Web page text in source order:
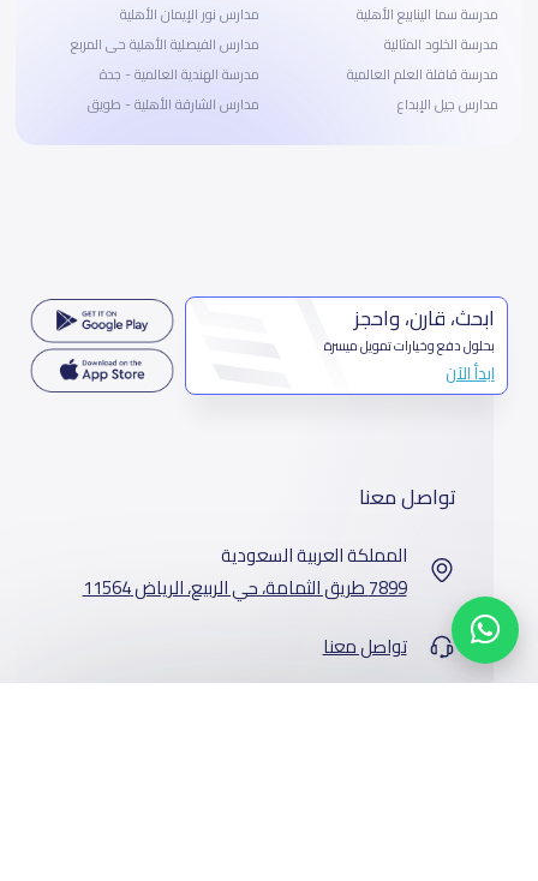
مدرسة سما الينابيع الأهلية
مدرسة الخلود المثالية
مدرسة قافلة العلم العالمية
مدارس جيل الإبداع
مدارس نور الإيمان الأهلية
مدارس الفيصلية الأهلية حى المربع
مدرسة الهندية العالمية - جدة
مدارس الشارقة الأهلية - طويق
ابحث، قارن، واحجز
بحلول دفع وخيارات تمويل ميسرة
ابدأ الآن
تواصل معنا
المملكة العربية السعودية
7899 طريق الثمامة، حي الربيع، الرياض 11564
تواصل معنا